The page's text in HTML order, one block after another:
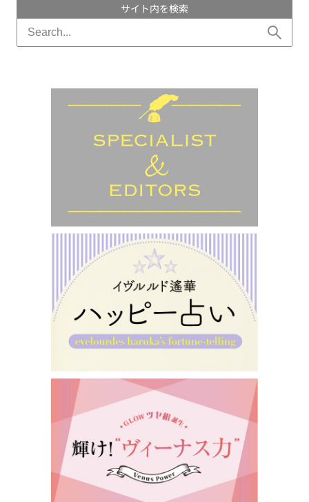
サイト内を検索